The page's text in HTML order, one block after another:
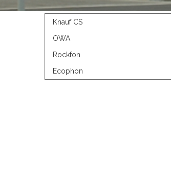
Knauf CS
OWA
Rockfon
Ecophon